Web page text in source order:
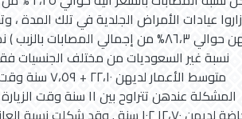
زاروا عيادات الأمراض الجلدية في تلك المدة
منهن حوالي ٨٦،٣% من إجمالي المصابات
متوسط
المشكلة عندهن تتراوح